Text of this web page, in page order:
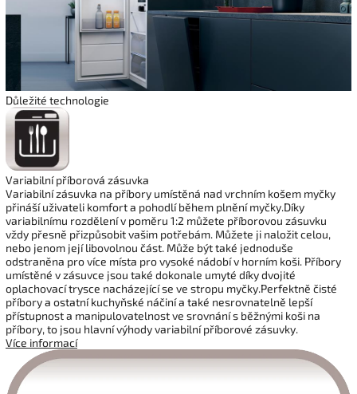
Důležité technologie
Variabilní příborová zásuvka
Variabilní zásuvka na příbory umístěná nad vrchním košem myčky
přináší uživateli komfort a pohodlí během plnění myčky.Díky
variabilnímu rozdělení v poměru 1:2 můžete příborovou zásuvku
vždy přesně přizpůsobit vašim potřebám. Můžete ji naložit celou,
nebo jenom její libovolnou část. Může být také jednoduše
odstraněna pro více místa pro vysoké nádobí v horním koši. Příbory
umístěné v zásuvce jsou také dokonale umyté díky dvojité
oplachovací trysce nacházející se ve stropu myčky.Perfektně čisté
příbory a ostatní kuchyňské náčiní a také nesrovnatelně lepší
přístupnost a manipulovatelnost ve srovnání s běžnými koši na
příbory, to jsou hlavní výhody variabilní příborové zásuvky.
Více informací